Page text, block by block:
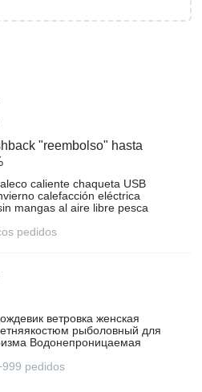
"reembolso" hasta
caliente chaqueta USB
calefacción eléctrica
mangas al aire libre pesca
de senderismo| -
pedidos
ветровка женская
рыболовный для
Водонепроницаемая
быстросохнущая
pedidos